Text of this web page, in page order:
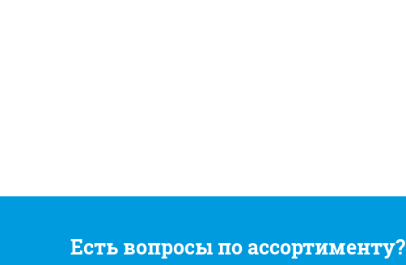
Есть вопросы по ассортименту?